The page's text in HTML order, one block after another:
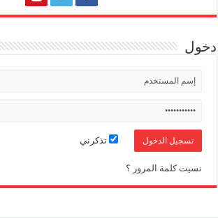
دخول
تذكرني
نسيت كلمة المرور ؟